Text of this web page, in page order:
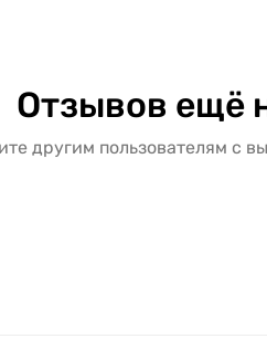
Отзывов ещё
другим пользователям с